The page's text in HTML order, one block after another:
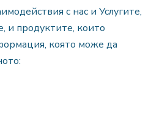
с нас и Услугите,
и продуктите, които
която може да